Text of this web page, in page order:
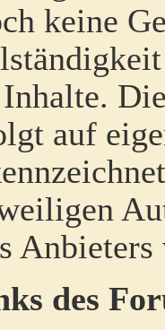
keine
auf
Anbieters
des